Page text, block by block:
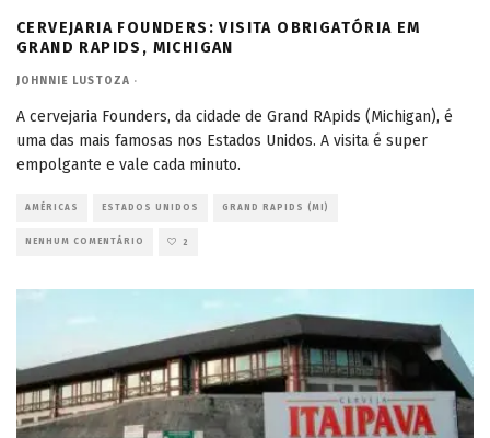
CERVEJARIA FOUNDERS: VISITA OBRIGATÓRIA EM
GRAND RAPIDS, MICHIGAN
JOHNNIE LUSTOZA ·
A cervejaria Founders, da cidade de Grand RApids (Michigan), é
uma das mais famosas nos Estados Unidos. A visita é super
empolgante e vale cada minuto.
AMÉRICAS ESTADOS UNIDOS GRAND RAPIDS (MI)
NENHUM COMENTÁRIO 2